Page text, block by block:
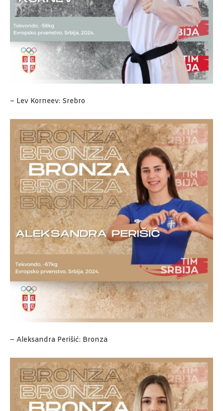
– Lev Korneev: Srebro
– Aleksandra Perišić: Bronza